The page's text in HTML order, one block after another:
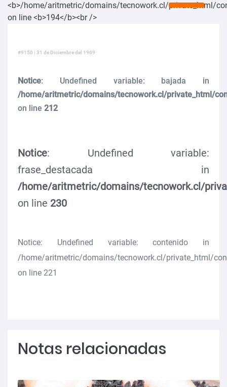
#9150 | 31 de Diciembre del 1969
Notice: Undefined variable: bajada in
/home/aritmetric/domains/tecnowork.cl/private_html/
on line 212
Notice: Undefined variable:
frase_destacada in
/home/aritmetric/domains/tecnowork.cl/
on line 230
Notice: Undefined variable: contenido in
/home/aritmetric/domains/tecnowork.cl/private_html/
on line 221
Notas relacionadas